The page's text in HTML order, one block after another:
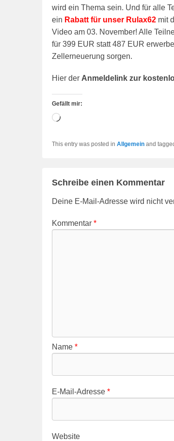
wird ein Thema sein. Und für alle
ein Rabatt für unser Rulax62 mit
Video am 03. November! Alle
für 399 EUR statt 487 EUR
Zellerneuerung sorgen.
Hier der Anmeldelink zur
Gefällt mir:
Wird
This entry was posted in Allgemein and
Schreibe einen Kommentar
Deine E-Mail-Adresse wird nicht
Kommentar *
Name *
E-Mail-Adresse *
Website